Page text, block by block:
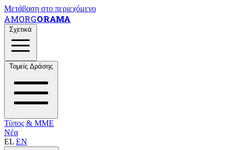
Μετάβαση στο περιεχόμενο
AMORGORAMA
Σχετικά
Τομείς Δράσης
Τύπος & ΜΜΕ
Νέα
EL EN